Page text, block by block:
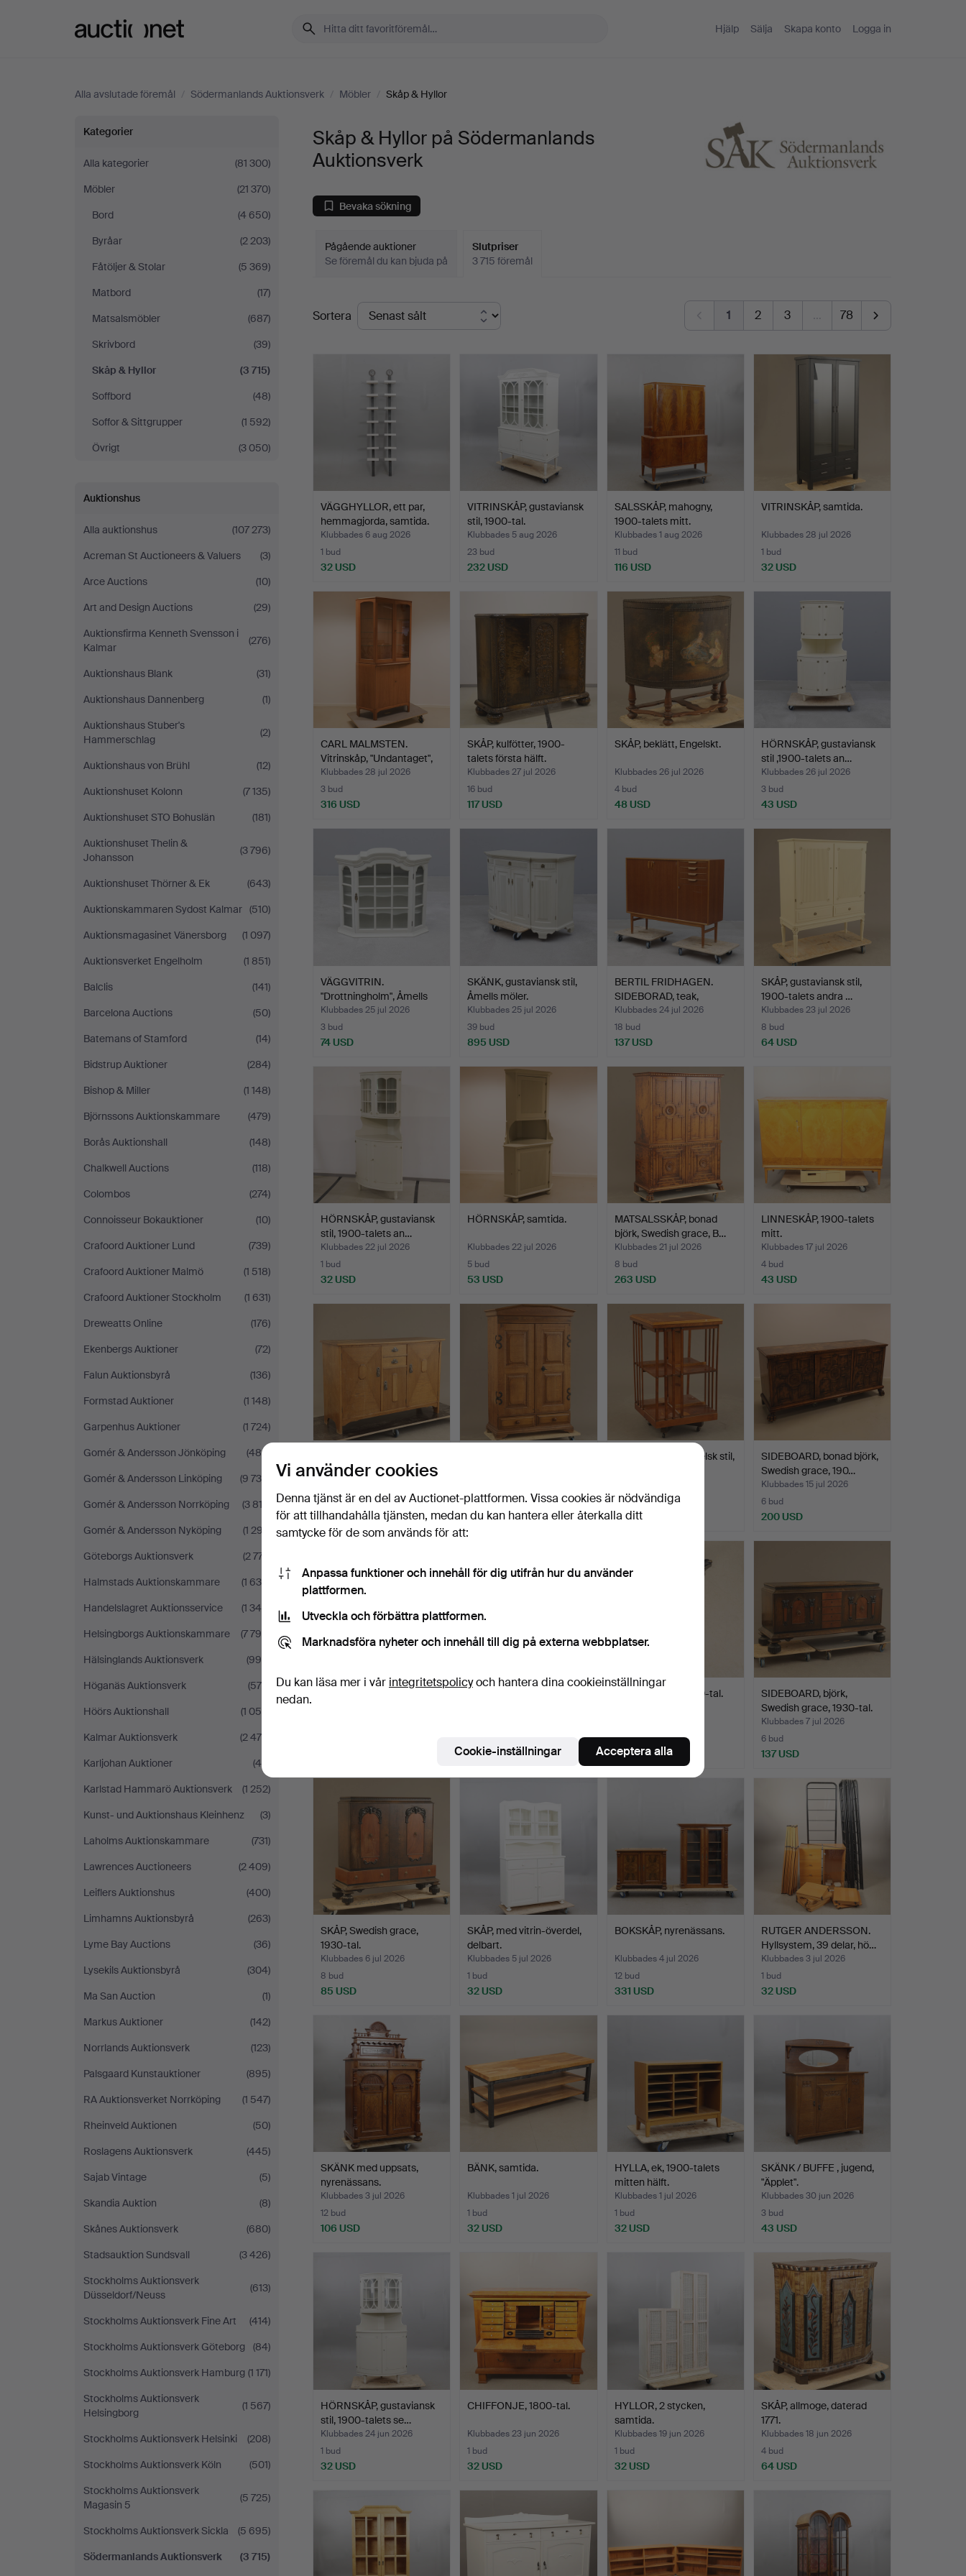
Hjälp Sälja Skapa konto Logga in
Alla avslutade föremål / Södermanlands Auktionsverk / Möbler / Skåp & Hyllor
Skåp
&
Hyllor
på
Södermanlands
Auktionsverk
Kategorier
Alla kategorier
(81 300)
Möbler
(21 370)
Bord
(4 650)
Byråar
(2 203)
Fåtöljer & Stolar
(5 369)
Matbord
(17)
Matsalsmöbler
(687)
Skrivbord
(39)
Skåp & Hyllor
(3 715)
Soffbord
(48)
Soffor & Sittgrupper
(1 592)
Övrigt
(3 050)
Auktionshus
Alla auktionshus
(107 273)
Acreman St Auctioneers & Valuers
(3)
Arce Auctions
(10)
Art and Design Auctions
(29)
Auktionsfirma Kenneth Svensson i
Kalmar
(276)
Auktionshaus Blank
(31)
Auktionshaus Dannenberg
(1)
Auktionshaus Stuber's
Hammerschlag
(2)
Auktionshaus von Brühl
(12)
Auktionshuset Kolonn
(7 135)
Auktionshuset STO Bohuslän
(181)
Auktionshuset Thelin &
Johansson
(3 796)
Auktionshuset Thörner & Ek
(643)
Auktionskammaren Sydost Kalmar (510)
Auktionsmagasinet Vänersborg
(1 097)
Auktionsverket Engelholm
(1 851)
Balclis
(141)
Barcelona Auctions
(50)
Batemans of Stamford
(14)
Bidstrup Auktioner
(284)
Bishop & Miller
(1 148)
Björnssons Auktionskammare
(479)
Borås Auktionshall
(148)
Chalkwell Auctions
(118)
Colombos
(274)
Connoisseur Bokauktioner
(10)
Crafoord Auktioner Lund
(739)
Crafoord Auktioner Malmö
(1 518)
Crafoord Auktioner Stockholm
(1 631)
Dreweatts Online
(176)
Ekenbergs Auktioner
(72)
Falun Auktionsbyrå
(136)
Formstad Auktioner
(1 148)
Garpenhus Auktioner
(1 724)
Gomér & Andersson Jönköping
(480)
Gomér & Andersson Linköping
(9 734)
Gomér & Andersson Norrköping
(3 813)
Gomér & Andersson Nyköping
(1 297)
Göteborgs Auktionsverk
(2 777)
Halmstads Auktionskammare
(1 630)
Handelslagret Auktionsservice
(1 348)
Helsingborgs Auktionskammare
(7 798)
Hälsinglands Auktionsverk
(996)
Höganäs Auktionsverk
(570)
Höörs Auktionshall
(1 055)
Kalmar Auktionsverk
(2 479)
Karljohan Auktioner
(44)
Karlstad Hammarö Auktionsverk
(1 252)
Kunst- und Auktionshaus Kleinhenz
(3)
Laholms Auktionskammare
(731)
Lawrences Auctioneers
(2 409)
Leiflers Auktionshus
(400)
Limhamns Auktionsbyrå
(263)
Lyme Bay Auctions
(36)
Lysekils Auktionsbyrå
(304)
Ma San Auction
(1)
Markus Auktioner
(142)
Norrlands Auktionsverk
(123)
Palsgaard Kunstauktioner
(895)
RA Auktionsverket Norrköping
(1 547)
Rheinveld Auktionen
(50)
Roslagens Auktionsverk
(445)
Sajab Vintage
(5)
Skandia Auktion
(8)
Skånes Auktionsverk
(680)
Stadsauktion Sundsvall
(3 426)
Stockholms Auktionsverk
Düsseldorf/Neuss
(613)
Stockholms Auktionsverk Fine Art
(414)
Stockholms Auktionsverk Göteborg
(84)
Stockholms Auktionsverk Hamburg (1 171)
Stockholms Auktionsverk
Helsingborg
(1 567)
Stockholms Auktionsverk Helsinki
(208)
Stockholms Auktionsverk Köln
(501)
Stockholms Auktionsverk
Magasin 5
(5 725)
Stockholms Auktionsverk Sickla
(5 695)
Södermanlands Auktionsverk
(3 715)
Skåp & Hyllor på Södermanlands
Auktionsverk
Bevaka sökning
Pågående auktioner
Se föremål du kan bjuda på
Slutpriser
3 715 föremål
Slutpriser
Sortera 1 2 3 … 78
VÄGGHYLLOR, ett par,
hemmagjorda, samtida.
Klubbades 6 aug 2026
1 bud
32 USD
VITRINSKÅP, gustaviansk
stil, 1900-tal.
Klubbades 5 aug 2026
23 bud
232 USD
SALSSKÅP, mahogny,
1900-talets mitt.
Klubbades 1 aug 2026
11 bud
116 USD
VITRINSKÅP, samtida.
Klubbades 28 jul 2026
1 bud
32 USD
CARL MALMSTEN.
Vitrinskåp, "Undantaget",
1…
Klubbades 28 jul 2026
3 bud
316 USD
SKÅP, kulfötter, 1900-
talets första hälft.
Klubbades 27 jul 2026
16 bud
117 USD
SKÅP, beklätt, Engelskt.
Klubbades 26 jul 2026
4 bud
48 USD
HÖRNSKÅP, gustaviansk
stil ,1900-talets an…
Klubbades 26 jul 2026
3 bud
43 USD
VÄGGVITRIN.
"Drottningholm", Åmells
Möbler…
Klubbades 25 jul 2026
3 bud
74 USD
SKÄNK, gustaviansk stil,
Åmells möler.
Klubbades 25 jul 2026
39 bud
895 USD
BERTIL FRIDHAGEN.
SIDEBORAD, teak,
Bodafor…
Klubbades 24 jul 2026
18 bud
137 USD
SKÅP, gustaviansk stil,
1900-talets andra …
Klubbades 23 jul 2026
8 bud
64 USD
HÖRNSKÅP, gustaviansk
stil, 1900-talets an…
Klubbades 22 jul 2026
1 bud
32 USD
HÖRNSKÅP, samtida.
Klubbades 22 jul 2026
5 bud
53 USD
MATSALSSKÅP, bonad
björk, Swedish grace, B…
Klubbades 21 jul 2026
8 bud
263 USD
LINNESKÅP, 1900-talets
mitt.
Klubbades 17 jul 2026
4 bud
43 USD
första hälft.
5 bud
58 USD
4 bud
106 USD
BOKSNURRA, engelsk stil,
16 bud
148 USD
SIDEBOARD, bonad björk,
Swedish grace, 190…
Klubbades 15 jul 2026
6 bud
200 USD
169 USD
HÖRNHYLLA, 1800-tal.
1 bud
32 USD
SIDEBOARD, björk,
Swedish grace, 1930-tal.
Klubbades 7 jul 2026
6 bud
137 USD
SKÅP, Swedish grace,
1930-tal.
Klubbades 6 jul 2026
8 bud
85 USD
SKÅP, med vitrin-överdel,
delbart.
Klubbades 5 jul 2026
1 bud
32 USD
BOKSKÅP, nyrenässans.
Klubbades 4 jul 2026
12 bud
331 USD
RUTGER ANDERSSON.
Hyllsystem, 39 delar, hö…
Klubbades 3 jul 2026
1 bud
32 USD
SKÄNK med uppsats,
nyrenässans.
Klubbades 3 jul 2026
12 bud
106 USD
BÄNK, samtida.
Klubbades 1 jul 2026
1 bud
32 USD
HYLLA, ek, 1900-talets
mitten hälft.
Klubbades 1 jul 2026
1 bud
32 USD
SKÄNK / BUFFE , jugend,
"Äpplet".
Klubbades 30 jun 2026
3 bud
43 USD
HÖRNSKÅP, gustaviansk
stil, 1900-talets se…
Klubbades 24 jun 2026
1 bud
32 USD
CHIFFONJE, 1800-tal.
Klubbades 23 jun 2026
1 bud
32 USD
HYLLOR, 2 stycken,
samtida.
Klubbades 19 jun 2026
1 bud
32 USD
SKÅP, allmoge, daterad
1771.
Klubbades 18 jun 2026
4 bud
64 USD
Vi använder cookies
Denna tjänst är en del av Auctionet-plattformen. Vissa cookies är nödvändiga
för att tillhandahålla tjänsten, medan du kan hantera eller återkalla ditt
samtycke för de som används för att:
Anpassa funktioner och innehåll för dig utifrån hur du använder
plattformen.
Utveckla och förbättra plattformen.
Marknadsföra nyheter och innehåll till dig på externa webbplatser.
Du kan läsa mer i vår integritetspolicyoch hantera dina cookieinställningar
nedan.
Cookie-inställningar Acceptera alla